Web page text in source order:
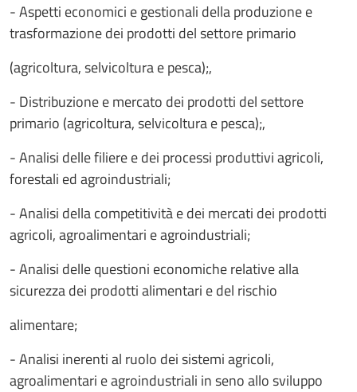
- Aspetti economici e gestionali della produzione e
trasformazione dei prodotti del settore primario
(agricoltura, selvicoltura e pesca);,
- Distribuzione e mercato dei prodotti del settore
primario (agricoltura, selvicoltura e pesca);,
- Analisi delle filiere e dei processi produttivi agricoli,
forestali ed agroindustriali;
- Analisi della competitività e dei mercati dei prodotti
agricoli, agroalimentari e agroindustriali;
- Analisi delle questioni economiche relative alla
sicurezza dei prodotti alimentari e del rischio
alimentare;
- Analisi inerenti al ruolo dei sistemi agricoli,
agroalimentari e agroindustriali in seno allo sviluppo